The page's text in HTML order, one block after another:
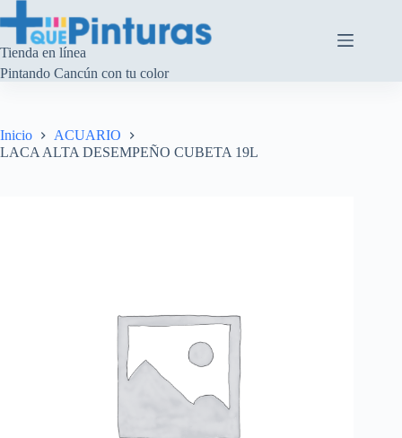
al
contenido
Tienda en línea
Pintando Cancún con tu color
Inicio
ACUARIO
LACA ALTA DESEMPEÑO CUBETA 19L